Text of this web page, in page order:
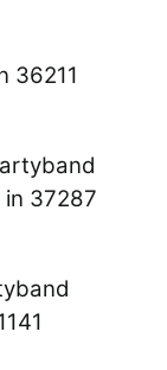
36211
37287